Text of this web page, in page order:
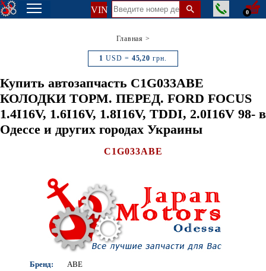
VIN 0
Главная >
1 USD = 45,20 грн.
Купить автозапчасть C1G033ABE
КОЛОДКИ ТОРМ. ПЕРЕД. FORD FOCUS
1.4I16V, 1.6I16V, 1.8I16V, TDDI, 2.0I16V 98- в
Одессе и других городах Украины
C1G033ABE
Бренд:
ABE